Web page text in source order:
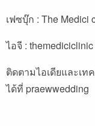
เฟซบุ๊ก : The Medici
ไอจี : themediciclinic
ติดตามไอเดียและเท
ได้ที่ praewwedding